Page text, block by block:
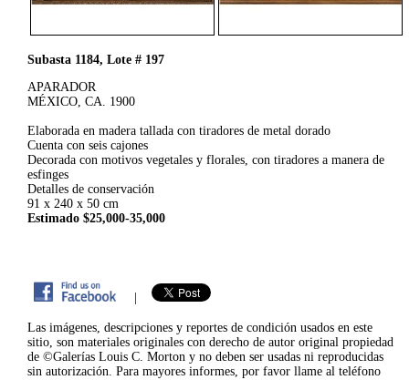
Subasta 1184, Lote # 197
APARADOR
MÉXICO, CA. 1900
Elaborada en madera tallada con tiradores de metal dorado
Cuenta con seis cajones
Decorada con motivos vegetales y florales, con tiradores a manera de
esfinges
Detalles de conservación
91 x 240 x 50 cm
Estimado $25,000-35,000
|
Las imágenes, descripciones y reportes de condición usados en este
sitio, son materiales originales con derecho de autor original propiedad
de ©Galerías Louis C. Morton y no deben ser usadas ni reproducidas
sin autorización. Para mayores informes, por favor llame al teléfono